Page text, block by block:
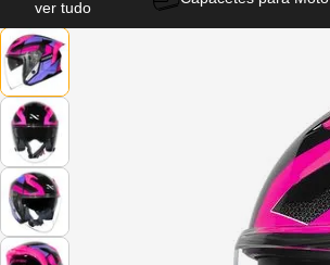
ver tudo